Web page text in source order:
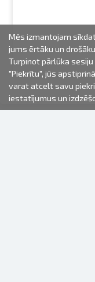
Mēs izmantojam
jums ērtāku un
Turpinot pārlūka
"Piekrītu", jūs
varat atcelt savu
iestatījumus un